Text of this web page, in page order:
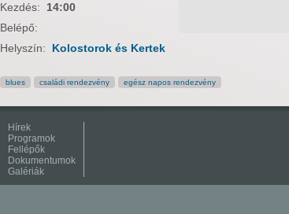
Kezdés: 14:00
Belépő:
Helyszín:
Kolostorok és Kertek
blues családi rendezvény egész napos rendezvény
Hírek
Programok
Fellépők
Dokumentumok
Galériák